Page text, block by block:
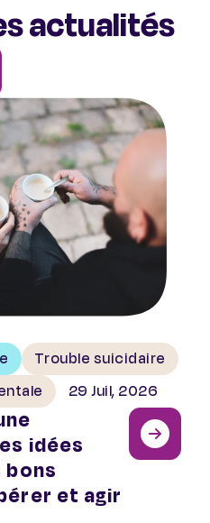
actualités
Trouble suicidaire
29 Juil, 2026
idées
bons
et agir
qui a des idées